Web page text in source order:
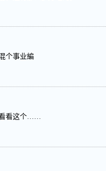
个事业編
看看这个……